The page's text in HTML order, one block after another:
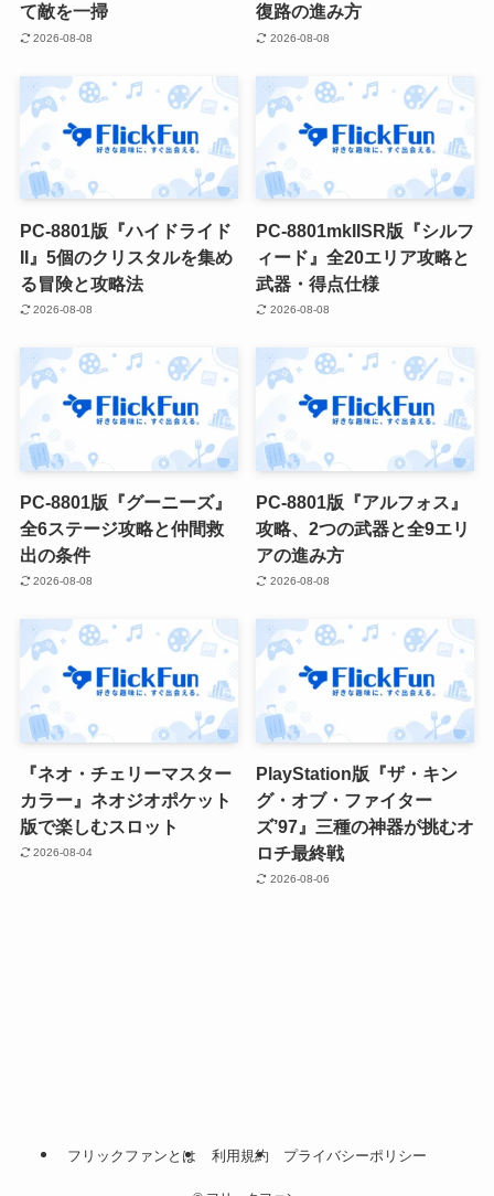
て敵を一掃
2026-08-08
復路の進み方
2026-08-08
PC-8801版『ハイドライド
II』5個のクリスタルを集め
る冒険と攻略法
2026-08-08
PC-8801mkIISR版『シルフ
ィード』全20エリア攻略と
武器・得点仕様
2026-08-08
PC-8801版『グーニーズ』
全6ステージ攻略と仲間救
出の条件
2026-08-08
PC-8801版『アルフォス』
攻略、2つの武器と全9エリ
アの進み方
2026-08-08
『ネオ・チェリーマスター
カラー』ネオジオポケット
版で楽しむスロット
2026-08-04
PlayStation版『ザ・キン
グ・オブ・ファイター
ズ’97』三種の神器が挑むオ
ロチ最終戦
2026-08-06
フリックファンとは 利用規約 プライバシーポリシー